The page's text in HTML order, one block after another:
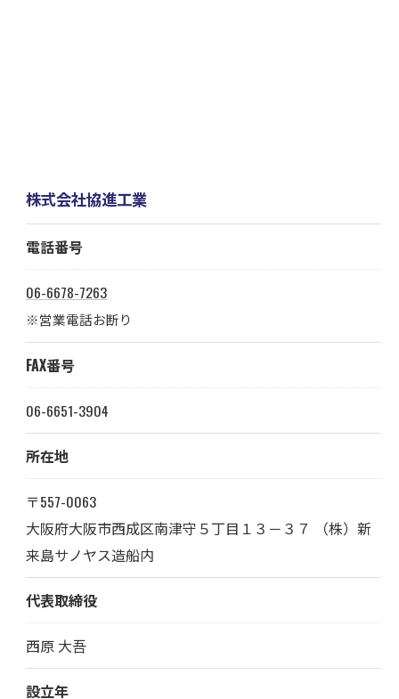
株式会社協進工業
電話番号
06-6678-7263
※営業電話お断り
FAX番号
06-6651-3904
所在地
〒557-0063
大阪府大阪市西成区南津守５丁目１３－３７ （株）新
来島サノヤス造船内
代表取締役
西原 大吾
設立年